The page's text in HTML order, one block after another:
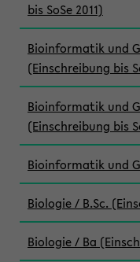
bis SoSe 2011)
Bioinformatik und
(Einschreibung bis
Bioinformatik und
(Einschreibung bis
Bioinformatik und
Biologie / B.Sc.
Biologie / Ba